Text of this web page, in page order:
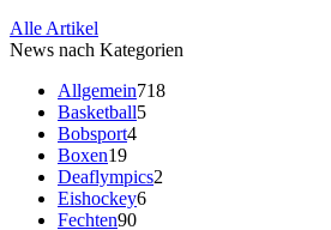
Alle Artikel
News nach Kategorien
Allgemein718
Basketball5
Bobsport4
Boxen19
Deaflympics2
Eishockey6
Fechten90